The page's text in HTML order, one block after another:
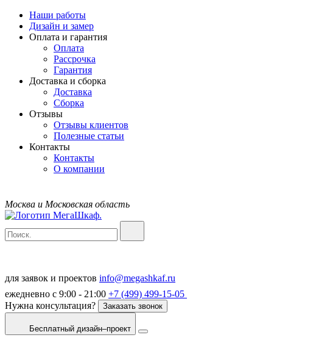
Наши работы
Дизайн и замер
Оплата и гарантия
Оплата
Рассрочка
Гарантия
Доставка и сборка
Доставка
Сборка
Отзывы
Отзывы клиентов
Полезные статьи
Контакты
Контакты
О компании
Москва и Московская область
для заявок и проектов info@megashkaf.ru
ежедневно с 9:00 - 21:00 +7 (499) 499-15-05
Нужна консультация?
Заказать звонок
Бесплатный дизайн–проект